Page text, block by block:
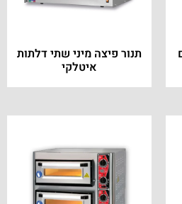
תנור פיצה מיני שתי דלתות
איטלקי